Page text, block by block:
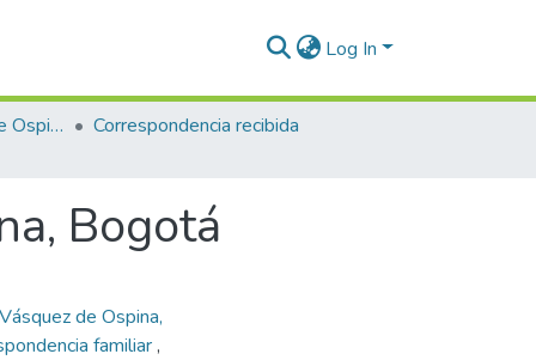
Log In
Enriqueta Vásquez de Ospina
Correspondencia recibida
Bogotá
Vásquez de Ospina,
familiar,